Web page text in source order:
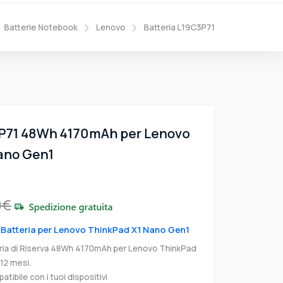
Batterie Notebook Lenovo Batteria L19C3P71
48Wh 4170mAh per Lenovo
Gen1
per Lenovo ThinkPad X1 Nano Gen1
di Riserva 48Wh 4170mAh per Lenovo ThinkPad
mesi.
con i tuoi dispositivi